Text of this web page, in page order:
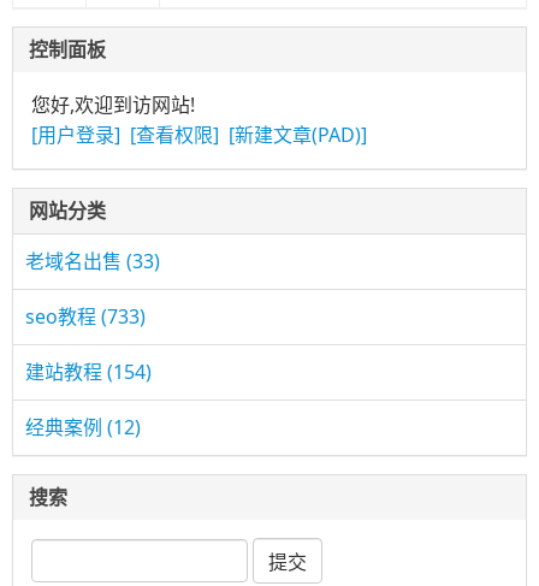
控制面板
您好,欢迎到访网站!
[用户登录] [查看权限] [新建文章(PAD)]
网站分类
老域名出售 (33)
seo教程 (733)
建站教程 (154)
经典案例 (12)
搜索